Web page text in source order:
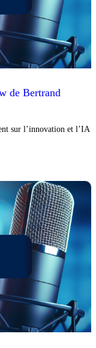
de Bertrand
sur l’innovation et l’IA